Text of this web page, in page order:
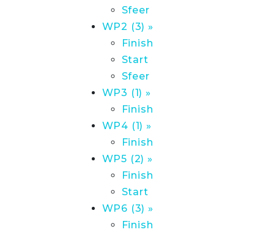
Sfeer
WP2 (3) »
Finish
Start
Sfeer
WP3 (1) »
Finish
WP4 (1) »
Finish
WP5 (2) »
Finish
Start
WP6 (3) »
Finish